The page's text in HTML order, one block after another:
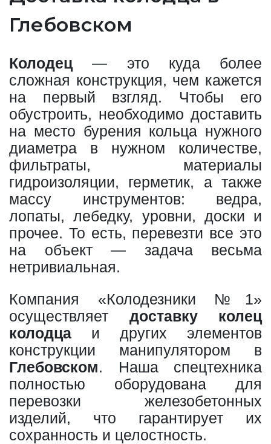
Глебовском
Колодец— это куда более
сложная конструкция, чем кажется
на первый взгляд. Чтобы его
обустроить, необходимо доставить
на место бурения кольца нужного
диаметра в нужном количестве,
фильтраты, материалы
гидроизоляции, герметик, а также
массу инструментов: ведра,
лопаты, лебедку, уровни, доски и
прочее. То есть, перевезти все это
на объект — задача весьма
нетривиальная.
Компания «Колодезники №1»
осуществляет доставку колец
колодца и других элементов
конструкции манипулятором в
Глебовском. Наша спецтехника
полностью оборудована для
перевозки железобетонных
изделий, что гарантирует их
сохранность и целостность.